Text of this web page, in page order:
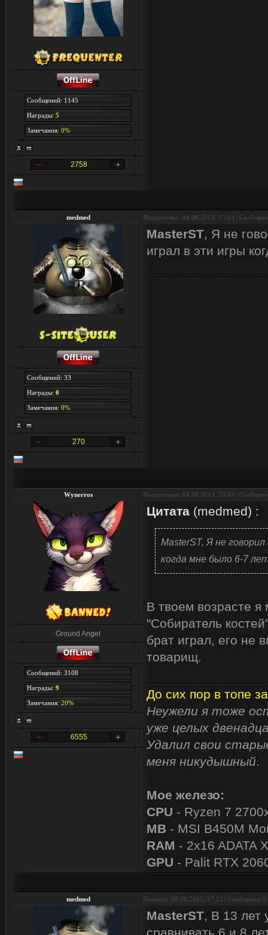
Сообщений: 1145
Награды: 5
Замечания: 0%
2758
medmed Воскресенье, 04.08.2013, 15:04 |
Сообщений: 33
Награды: 0
Замечания: 0%
270
MasterST, Я не
играл в эти игры
Wynerros Воскресенье, 04.08.2013, 20:03 |
Ground Angel
Сообщений: 3108
Награды: 9
Замечания: 20%
6555
Цитата (medmed) :
MasterST, Я не
когда мне было 6-7
В твоем возрасте я
"Собиратель
брат играл, его не
товарищ.
До сих пор в топе
Неужели я тоже
уже целых
Удалил свои
меня никудышный.
Мое железо:
CPU - Ryzen 7
MB - MSI B450M
RAM - 2x16 ADATA
GPU - Palit RTX
medmed Пятница, 09.08.2013, 17:12 | Сообщение #
MasterST, В 13 лет